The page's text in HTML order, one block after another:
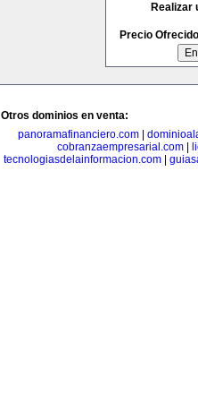
Realizar
Precio
Otros dominios en venta:
panoramafinanciero.com
cobranzaempresarial.com
tecnologiasdelainformacion.com|